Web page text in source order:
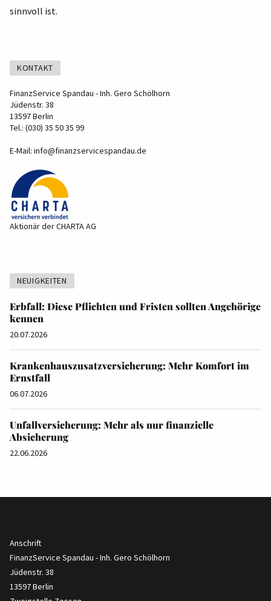
sinnvoll ist.
KONTAKT
FinanzService Spandau - Inh. Gero Schölhorn
Jüdenstr. 38
13597 Berlin
Tel.: (030) 35 50 35 99
E-Mail: info@finanzservicespandau.de
Aktionär der CHARTA AG
NEUIGKEITEN
Erbfall: Diese Pflichten und Fristen sollten Angehörige
kennen
20.07.2026
Krankenhauszusatzversicherung: Mehr Komfort im
Ernstfall
06.07.2026
Unfallversicherung: Mehr als nur finanzielle
Absicherung
22.06.2026
Anschrift
FinanzService Spandau - Inh. Gero Schölhorn
Jüdenstr. 38
13597 Berlin